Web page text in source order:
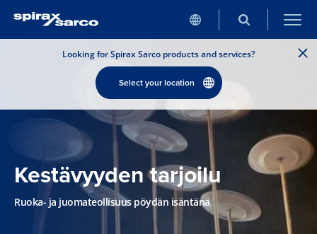
Looking for Spirax Sarco products and services?
Select your location
Kestävyyden tarjoilu
Ruoka- ja juomateollisuus pöydän isäntänä